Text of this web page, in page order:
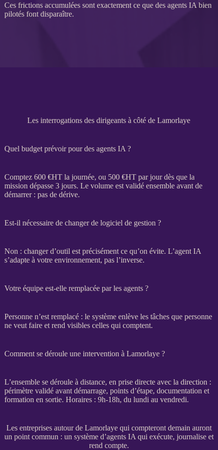
Ces frictions accumulées sont exactement ce que des agents IA bien
pilotés font disparaître.
Les interrogations des dirigeants à côté de Lamorlaye
Quel budget prévoir pour des agents IA ?
Comptez 600 €HTla journée, ou 500 €HTpar jour dès que la
mission dépasse 3 jours. Le volume est validé ensemble avant de
démarrer : pas de dérive.
Est-il nécessaire de changer de logiciel de gestion ?
Non : changer d’outil est précisément ce qu’on évite. L’agent IA
s’adapte à votre environnement, pas l’inverse.
Votre équipe est-elle remplacée par les agents ?
Personne n’est remplacé : le système enlève les tâches que personne
ne veut faire et rend visibles celles qui comptent.
Comment se déroule une intervention à Lamorlaye ?
L’ensemble se déroule à distance, en prise directe avec la direction :
périmètre validé avant démarrage, points d’étape, documentation et
formation en sortie. Horaires : 9h-18h, du lundi au vendredi.
Les entreprises autour de Lamorlaye qui compteront demain auront
un point commun : un système d’agents IA qui exécute, journalise et
rend compte.